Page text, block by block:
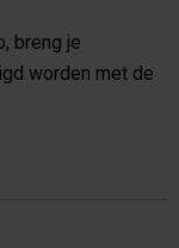
breng je
worden met de